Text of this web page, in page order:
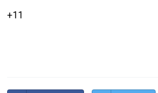
+11